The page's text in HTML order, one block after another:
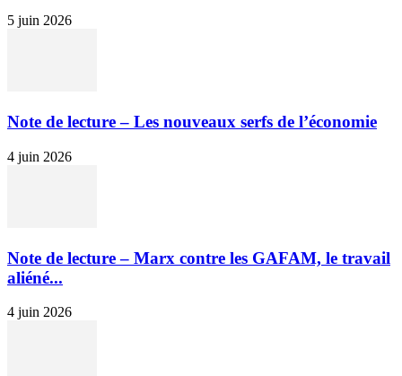
5 juin 2026
Note de lecture – Les nouveaux serfs de l’économie
4 juin 2026
Note de lecture – Marx contre les GAFAM, le travail
aliéné...
4 juin 2026